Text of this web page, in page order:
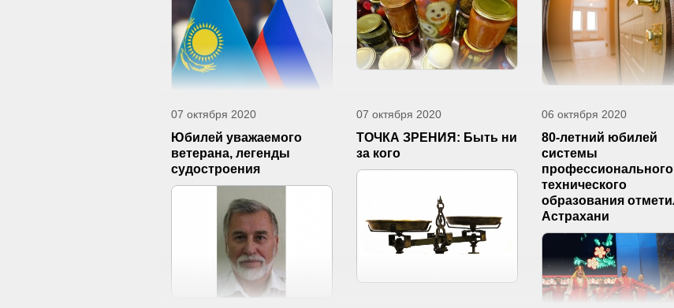
07 октября 2020
Юбилей уважаемого
ветерана, легенды
судостроения
07 октября 2020
ТОЧКА ЗРЕНИЯ: Быть ни
за кого
06 октября 2020
80-летний юбилей
системы
профессионального
технического
образования
Астрахани